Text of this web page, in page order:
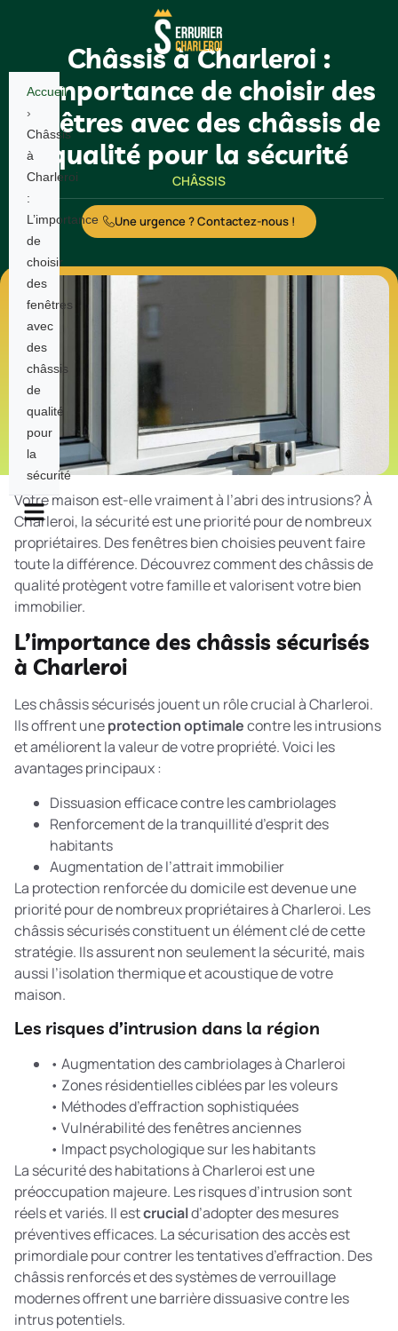
Châssis à Charleroi :
L’importance de choisir des
fenêtres avec des châssis de
qualité pour la sécurité
CHÂSSIS
Une urgence ? Contactez-nous !
Votre maison est-elle vraiment à l’abri des intrusions? À
Charleroi, la sécurité est une priorité pour de nombreux
propriétaires. Des fenêtres bien choisies peuvent faire
toute la différence. Découvrez comment des châssis de
qualité protègent votre famille et valorisent votre bien
immobilier.
L’importance des châssis sécurisés
à Charleroi
Les châssis sécurisés jouent un rôle crucial à Charleroi.
Ils offrent uneprotection optimalecontre les intrusions
et améliorent la valeur de votre propriété. Voici les
avantages principaux :
Dissuasion efficace contre les cambriolages
Renforcement de la tranquillité d’esprit des
habitants
Augmentation de l’attrait immobilier
La protection renforcée du domicileest devenue une
priorité pour de nombreux propriétaires à Charleroi. Les
châssis sécurisés constituent un élément clé de cette
stratégie. Ils assurent non seulement la sécurité, mais
aussi l’isolation thermique et acoustique de votre
maison.
Les risques d’intrusion dans la région
• Augmentation des cambriolages à Charleroi
• Zones résidentielles ciblées par les voleurs
• Méthodes d’effraction sophistiquées
• Vulnérabilité des fenêtres anciennes
• Impact psychologique sur les habitants
La sécurité des habitations à Charleroi est une
préoccupation majeure. Les risques d’intrusion sont
réels et variés. Il estcruciald’adopter des mesures
préventives efficaces. La sécurisation des accèsest
primordiale pour contrer les tentatives d’effraction. Des
châssis renforcés et des systèmes de verrouillage
modernes offrent une barrière dissuasive contre les
intrus potentiels.
Accueil
›
Châssis
à
Charleroi
:
L’importance
de
choisir
des
fenêtres
avec
des
châssis
de
qualité
pour
la
sécurité